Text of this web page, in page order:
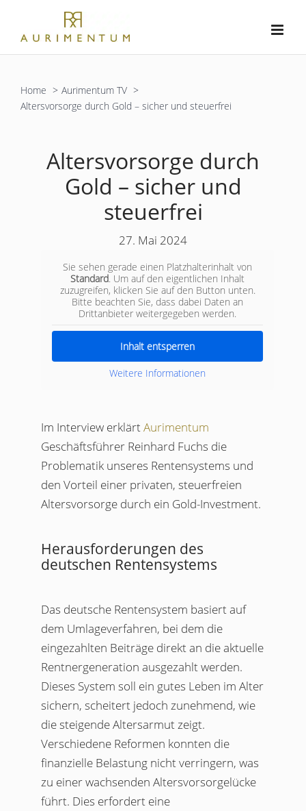
springen
Home
Aurimentum TV
Altersvorsorge durch Gold – sicher und steuerfrei
Altersvorsorge durch
Gold – sicher und
steuerfrei
27. Mai 2024
Sie sehen gerade einen Platzhalterinhalt von
Standard. Um auf den eigentlichen Inhalt
zuzugreifen, klicken Sie auf den Button unten.
Bitte beachten Sie, dass dabei Daten an
Drittanbieter weitergegeben werden.
Inhalt entsperren
Weitere Informationen
Im Interview erklärt Aurimentum
Geschäftsführer Reinhard Fuchs die
Problematik unseres Rentensystems und
den Vorteil einer privaten, steuerfreien
Altersvorsorge durch ein Gold-Investment.
Herausforderungen des
deutschen Rentensystems
Das deutsche Rentensystem basiert auf
dem Umlageverfahren, bei dem die
eingezahlten Beiträge direkt an die aktuelle
Rentnergeneration ausgezahlt werden.
Dieses System soll ein gutes Leben im Alter
sichern, scheitert jedoch zunehmend, wie
die steigende Altersarmut zeigt.
Verschiedene Reformen konnten die
finanzielle Belastung nicht verringern, was
zu einer wachsenden Altersvorsorgelücke
führt. Dies erfordert eine